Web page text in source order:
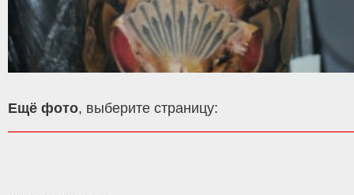
Ещё фото, выберите страницу: